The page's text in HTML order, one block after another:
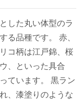
した丸い体型のラ
る品種です。 赤、
コ柄は江戸錦、桜
、といった具合
ています。 黒ラン
、漆塗りのような